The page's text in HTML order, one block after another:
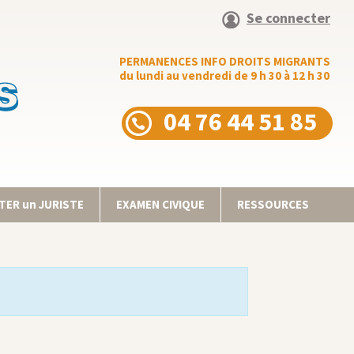
Se connecter
PERMANENCES INFO DROITS MIGRANTS
du lundi au vendredi de 9 h 30 à 12 h 30
04 76 44 51 85
un JURISTE EXAMEN CIVIQUE RESSOURCES